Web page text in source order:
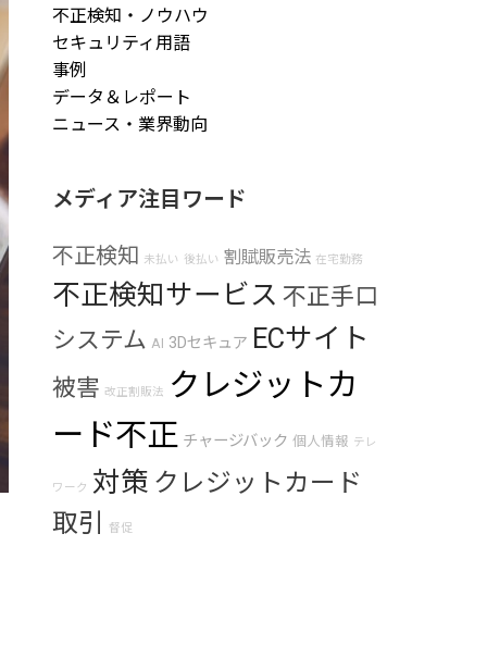
不正検知・ノウハウ
セキュリティ用語
事例
データ＆レポート
ニュース・業界動向
メディア注目ワード
不正検知 未払い 後払い 割賦販売法 在宅勤務
不正検知サービス 不正手口
システム AI 3Dセキュア ECサイト
被害 改正割販法
クレジットカ
ード不正 チャージバック 個人情報 テレ
ワーク 対策 クレジットカード
取引
督促